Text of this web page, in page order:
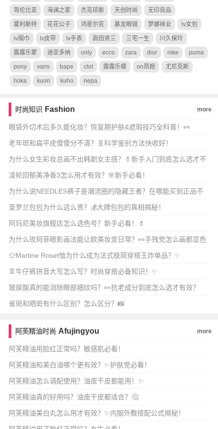
哥伦比亚 海澜之家 杰克琼斯 天创时尚 无印良品
霍利斯特 花花公子 鸿星尔克 暴龙眼镜 梦娜袜业 lv女包
lv围巾 lv皮带 lv手表 高田贤三 三宅一生 川久保玲
露露乐蒙 迪亚多纳 only ecco zara dior nike puma
pony vans bape clot 露露乐檬 on昂跑 尤尼克斯
hoka kuon kuho nepa
时尚知识 Fashion more
眼袋外切术后多久能化妆？恢复期护肤&遮瑕技巧全科普！👀
老年斑和扁平疣傻傻分不清？🧬科学鉴别方法快收好！
为什么女生彩妆总画不出韩剧女主感？💄新手入门到底怎么选才不
踩雷？🔥
凌轮回郁美净香3怎么用才有效？🌸新手必看！
为什么说NEEDLES裤子是潮流圈的隐藏王者？在哪能买到正品不
踩雷？
圣罗兰包包为什么这么贵？💰大牌包包的真相揭秘！
阿玛尼美妆旗舰店怎么选色号？新手必看！💄
为什么玫珂菲眼影画法能让欧美妆变日常？👀手残党怎么画都显色
高级？✨
👕Martine Roset恤为什么成为法式极简穿搭王炸单品？✨
👖牛仔裤拼音大写怎么写？时尚穿搭必备知识！✨
玻尿酸真的能消除眼部细纹吗？👀抗老成分到底怎么选才有效？
雀斑和晒斑有什么区别？怎么区分？📸
阿芙精油时尚 Afujingyou more
阿芙精油用脸红正常吗？敏感肌必看！
阿芙精油和美白油哪个更有效？✨护肤党必看！
阿芙精油怎么调配使用？油皮干皮都能用！✨
阿芙精油真的好用吗？油皮干皮都适合？🤔
阿芙精油美白丸怎么用才有效？✨内服外敷搭配公式揭秘！